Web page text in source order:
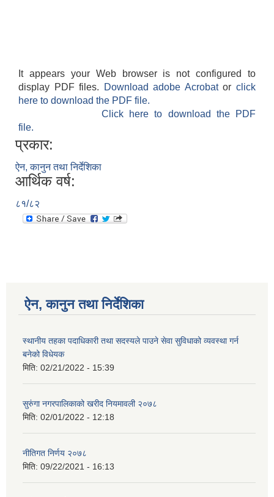
It appears your Web browser is not configured to
display PDF files.
Download adobe Acrobatorclick
here to download the PDF file.
Click here to download the PDF
file.
प्रकार:
ऐन, कानुन तथा निर्देशिका
आर्थिक वर्ष:
८१/८२
ऐन, कानुन तथा निर्देशिका
स्थानीय तहका पदाधिकारी तथा सदस्यले पाउने सेवा सुविधाको व्यवस्था गर्न
बनेको विधेयक
मिति: 02/21/2022 - 15:39
सुरुंगा नगरपालिकाको खरीद नियमावली २०७८
मिति: 02/01/2022 - 12:18
नीतिगत निर्णय २०७८
मिति: 09/22/2021 - 16:13